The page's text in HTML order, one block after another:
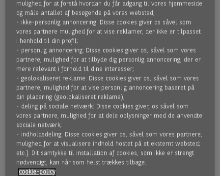
Factoring er fleksibel og vi kan justere størrelsen af ​​
faciliteten i forhold til sæsonudsving og vækst i din
virksomhed mv.
KREDITFORSIKRING
Beskyt dig mod at dine debitorer går konkurs. Et enkelt tab
kan få alvorlige konsekvenser for din virksomhed og skade
dit samarbejde med andre finansielle partnere. Gennem
BNP Paribas Factor kan du opnå 100% risikodækning på dine
debitorer.
INFORMATION TIL DEBITORERNE
mulighed for at forstå hvordan du får adgang til vores hjemmeside
og måle antallet af besøgende på vores websted;
- ikke-personlig annoncering: Disse cookies giver os såvel som
vores partnere mulighed for at vise reklamer, der ikke er tilpasset
i henhold til din profil;
- personlig annoncering: Disse cookies giver os, såvel som vores
partnere, mulighed for at tilbyde dig personlig annoncering, der er
mere relevant i forhold til dine interesser;
- geolokaliseret reklame: Disse cookies giver os, såvel som vores
partnere, mulighed for at vise personlig annoncering baseret på
din placering (geolokaliseret reklame);
- deling på sociale netværk: Disse cookies giver, os såvel som
vores partnere, mulighed for at dele oplysninger med de anvendte
sociale netværk;
- indholdsdeling: Disse cookies giver os, såvel som vores partnere,
mulighed for at visualisere indhold hostet på et eksternt websted;
etc.]. Dit samtykke til installation af cookies, som ikke er strengt
nødvendigt, kan når som helst trækkes tilbage.
cookie-policy